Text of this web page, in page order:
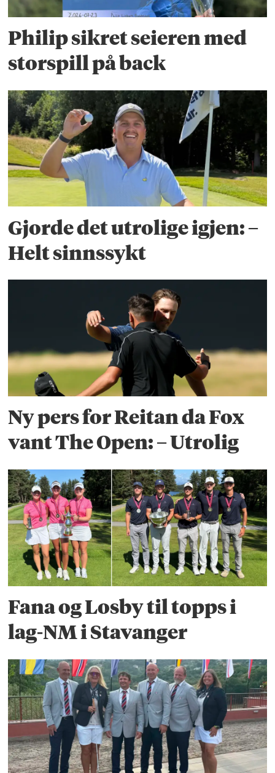
Philip sikret seieren med
storspill på back
Gjorde det utrolige igjen: –
Helt sinnssykt
Ny pers for Reitan da Fox
vant The Open: – Utrolig
Fana og Losby til topps i
lag-NM i Stavanger